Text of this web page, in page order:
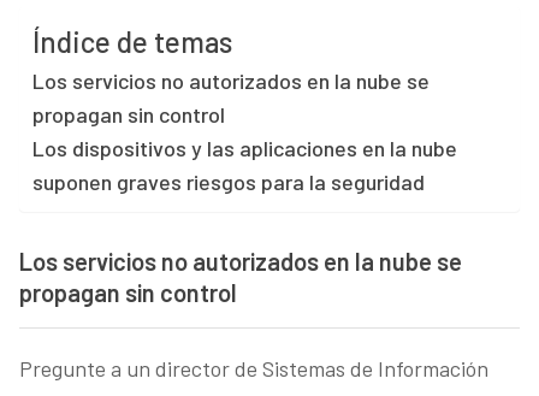
Índice de temas
Los servicios no autorizados en la nube se
propagan sin control
Los dispositivos y las aplicaciones en la nube
suponen graves riesgos para la seguridad
Los servicios no autorizados en la nube se
propagan sin control
Pregunte a un director de Sistemas de Información